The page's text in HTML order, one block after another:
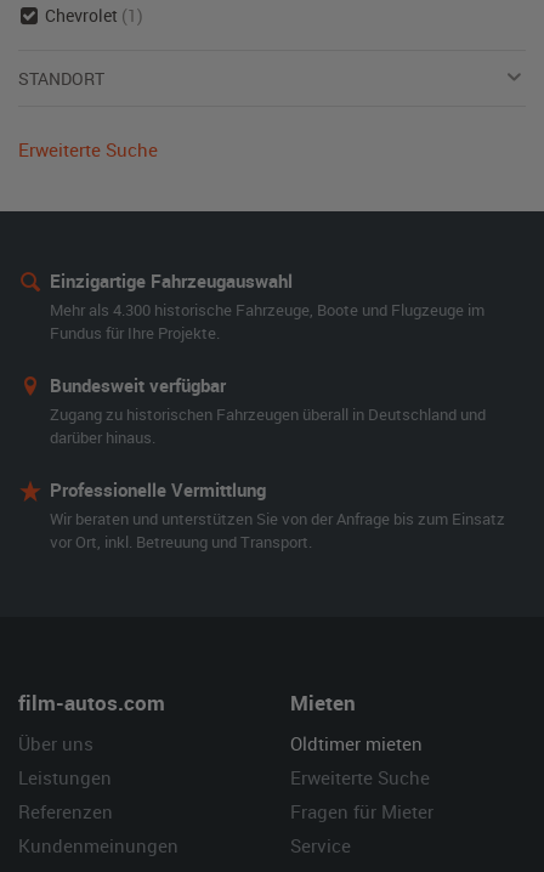
Chevrolet (1)
STANDORT
Erweiterte Suche
Einzigartige Fahrzeugauswahl
Mehr als 4.300 historische Fahrzeuge, Boote und Flugzeuge im
Fundus für Ihre Projekte.
Bundesweit verfügbar
Zugang zu historischen Fahrzeugen überall in Deutschland und
darüber hinaus.
Professionelle Vermittlung
Wir beraten und unterstützen Sie von der Anfrage bis zum Einsatz
vor Ort, inkl. Betreuung und Transport.
film-autos.com
Über uns
Leistungen
Referenzen
Kundenmeinungen
Mieten
Oldtimer mieten
Erweiterte Suche
Fragen für Mieter
Service